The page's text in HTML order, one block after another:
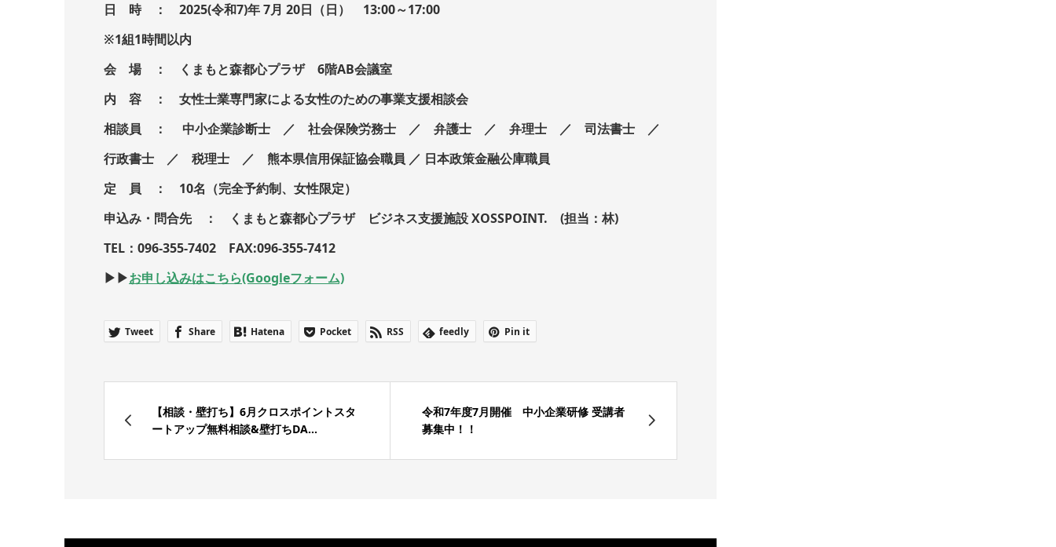
日 時 ： 2025(令和7)年 7月 20日（日） 13:00～17:00
※1組1時間以内
会 場 ： くまもと森都心プラザ 6階AB会議室
内 容 ： 女性士業専門家による女性のための事業支援相談会
相談員 ： 中小企業診断士 ／ 社会保険労務士 ／ 弁護士 ／ 弁理士 ／ 司法書士 ／
行政書士 ／ 税理士 ／ 熊本県信用保証協会職員 ／ 日本政策金融公庫職員
定 員 ： 10名（完全予約制、女性限定）
申込み・問合先 ： くまもと森都心プラザ ビジネス支援施設 XOSSPOINT. (担当：林)
TEL：096-355-7402 FAX:096-355-7412
▶︎▶︎お申し込みはこちら(Googleフォーム)
Tweet Share Hatena Pocket RSS feedly Pin it
【相談・壁打ち】6月クロスポイントスタ
ートアップ無料相談&壁打ちDA...
令和7年度7月開催 中小企業研修 受講者
募集中！！